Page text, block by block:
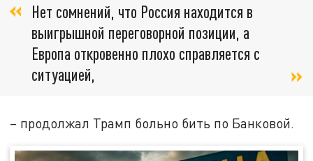
Нет сомнений, что Россия находится в
выигрышной переговорной позиции, а
Европа откровенно плохо справляется с
ситуацией,
– продолжал Трамп больно бить по Банковой.